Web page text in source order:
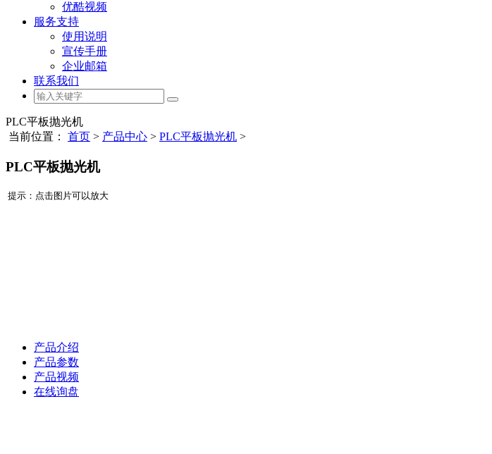
优酷视频
服务支持
使用说明
宣传手册
企业邮箱
联系我们
PLC平板抛光机
当前位置： 首页 > 产品中心 > PLC平板抛光机 >
PLC平板抛光机
提示：点击图片可以放大
产品介绍
产品参数
产品视频
在线询盘